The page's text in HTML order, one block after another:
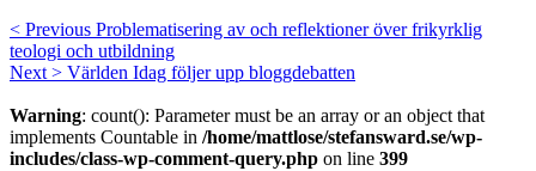
< Previous Problematisering av och reflektioner över frikyrklig
teologi och utbildning
Next > Världen Idag följer upp bloggdebatten
Warning: count(): Parameter must be an array or an object that
implements Countable in /home/mattlose/stefansward.se/wp-
includes/class-wp-comment-query.php on line 399